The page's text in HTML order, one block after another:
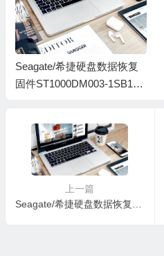
Seagate/希捷硬盘数据恢复
固件ST1000DM003-1SB102
上一篇
Seagate/希捷硬盘数据恢复固件ST1000DM003-1SB10C-CC41-W9A08VLB